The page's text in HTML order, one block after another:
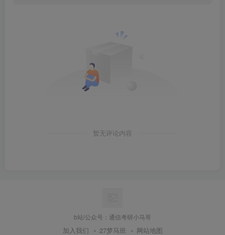
公众号：通信考研小马哥
暂无评论内容
b站/公众号：通信考研小马哥
加入我们 27梦马班 网站地图